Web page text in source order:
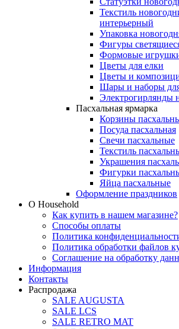
Текстиль
интерьерный
Упаковка
Фигуры
Формовые
Цветы для елки
Цветы и
Шары и наборы
Электрогирлянды
Пасхальная ярмарка
Корзины
Посуда пасхальная
Свечи пасхальные
Текстиль
Украшения
Фигурки
Яйца пасхальные
Оформление праздников
О Household
Как купить в нашем магазине?
Способы оплаты
Политика
Политика обработки файлов
Соглашение на обработку
Информация
Контакты
Распродажа
SALE AUGUSTA
SALE LCS
SALE RETRO MAT